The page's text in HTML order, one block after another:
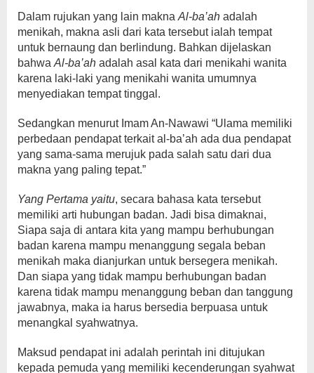
Dalam rujukan yang lain makna Al-ba’ah adalah
menikah, makna asli dari kata tersebut ialah tempat
untuk bernaung dan berlindung. Bahkan dijelaskan
bahwa Al-ba’ah adalah asal kata dari menikahi wanita
karena laki-laki yang menikahi wanita umumnya
menyediakan tempat tinggal.
Sedangkan menurut Imam An-Nawawi “Ulama memiliki
perbedaan pendapat terkait al-ba’ah ada dua pendapat
yang sama-sama merujuk pada salah satu dari dua
makna yang paling tepat.”
Yang Pertama yaitu, secara bahasa kata tersebut
memiliki arti hubungan badan. Jadi bisa dimaknai,
Siapa saja di antara kita yang mampu berhubungan
badan karena mampu menanggung segala beban
menikah maka dianjurkan untuk bersegera menikah.
Dan siapa yang tidak mampu berhubungan badan
karena tidak mampu menanggung beban dan tanggung
jawabnya, maka ia harus bersedia berpuasa untuk
menangkal syahwatnya.
Maksud pendapat ini adalah perintah ini ditujukan
kepada pemuda yang memiliki kecenderungan syahwat